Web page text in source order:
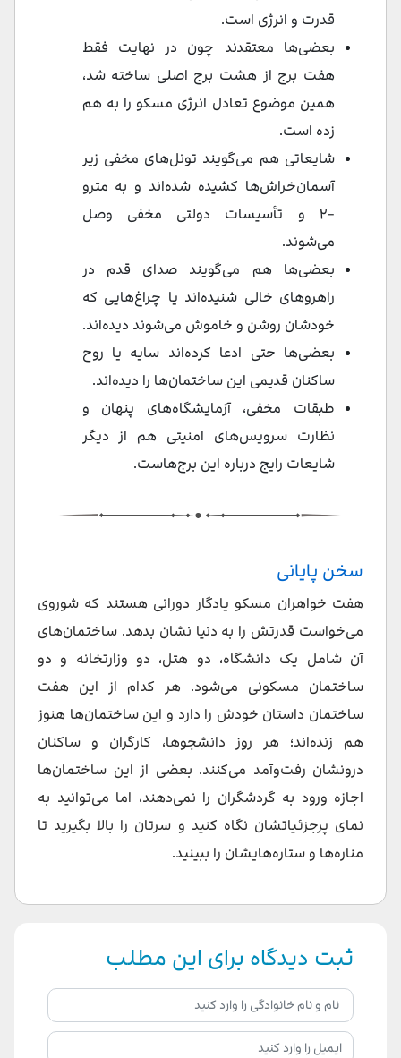
قدرت و انرژی است.
بعضی‌ها معتقدند چون در نهایت فقط
هفت برج از هشت برج اصلی ساخته شد،
همین موضوع تعادل انرژی مسکو را به هم
زده است.
شایعاتی هم می‌گویند تونل‌های مخفی زیر
آسمان‌خراش‌ها کشیده شده‌اند و به مترو
-۲ و تأسیسات دولتی مخفی وصل
می‌شوند.
بعضی‌ها هم می‌گویند صدای قدم در
راهروهای خالی شنیده‌اند یا چراغ‌هایی که
خودشان روشن و خاموش می‌شوند دیده‌اند.
بعضی‌ها حتی ادعا کرده‌اند سایه یا روح
ساکنان قدیمی این ساختمان‌ها را دیده‌اند.
طبقات مخفی، آزمایشگاه‌های پنهان و
نظارت سرویس‌های امنیتی هم از دیگر
شایعات رایج درباره این برج‌هاست.
سخن پایانی
هفت خواهران مسکو یادگار دورانی هستند که شوروی
می‌خواست قدرتش را به دنیا نشان بدهد. ساختمان‌های
آن شامل یک دانشگاه، دو هتل، دو وزارتخانه و دو
ساختمان مسکونی می‌شود. هر کدام از این هفت
ساختمان داستان خودش را دارد و این ساختمان‌ها هنوز
هم زنده‌اند؛ هر روز دانشجوها، کارگران و ساکنان
درونشان رفت‌وآمد می‌کنند. بعضی از این ساختمان‌ها
اجازه ورود به گردشگران را نمی‌دهند، اما می‌توانید به
نمای پرجزئیاتشان نگاه کنید و سرتان را بالا بگیرید تا
مناره‌ها و ستاره‌هایشان را ببینید.
ثبت دیدگاه برای این مطلب